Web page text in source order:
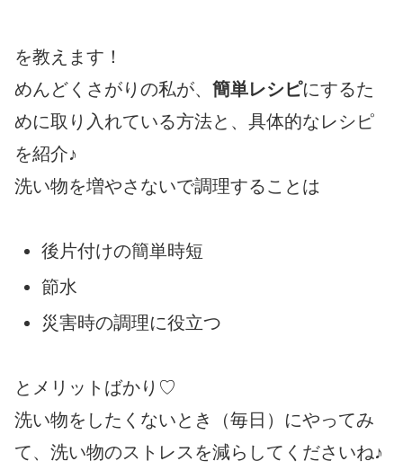
を教えます！
めんどくさがりの私が、 簡単レシピにするた
めに取り入れている方法と、具体的なレシピ
を紹介♪
洗い物を増やさないで調理することは
後片付けの簡単時短
節水
災害時の調理に役立つ
とメリットばかり♡
洗い物をしたくないとき（毎日）にやってみ
て、洗い物のストレスを減らしてくださいね♪